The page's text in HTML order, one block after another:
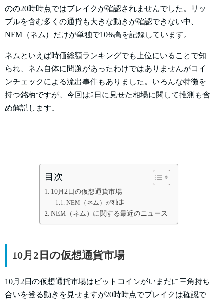
のの20時時点ではブレイクが確認されませんでした。リッ
プルを含む多くの通貨も大きな動きが確認できない中、
NEM（ネム）だけが単独で10%高を記録しています。
ネムといえば時価総額ランキングでも上位にいることで知
られ、ネム自体に問題があったわけではありませんがコイ
ンチェックによる流出事件もありました。いろんな特徴を
持つ銘柄ですが、今回は2日に見せた相場に関して推測も含
め解説します。
目次
10月2日の仮想通貨市場
NEM（ネム）が独走
NEM（ネム）に関する最近のニュース
10月2日の仮想通貨市場
10月2日の仮想通貨市場はビットコインがいまだに三角持ち
合いを登る動きを見せますが20時時点でブレイクは確認で